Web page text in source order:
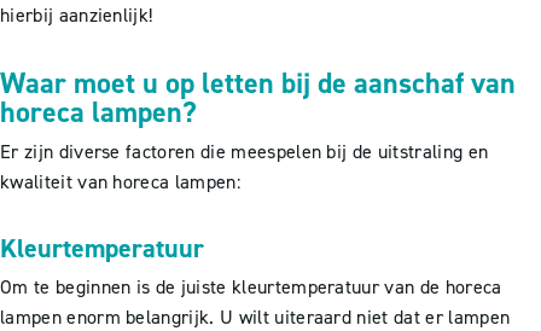
hierbij aanzienlijk!
Waar moet u op letten bij de aanschaf van
horeca lampen?
Er zijn diverse factoren die meespelen bij de uitstraling en
kwaliteit van horeca lampen:
Kleurtemperatuur
Om te beginnen is de juiste kleurtemperatuur van de horeca
lampen enorm belangrijk. U wilt uiteraard niet dat er lampen